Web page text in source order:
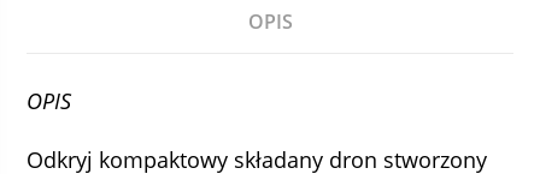
OPIS
OPIS
Odkryj kompaktowy składany dron stworzony